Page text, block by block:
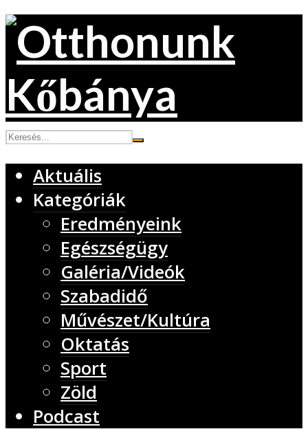
Aktuális
Kategóriák
Eredményeink
Egészségügy
Galéria/Videók
Szabadidő
Művészet/Kultúra
Oktatás
Sport
Zöld
Podcast